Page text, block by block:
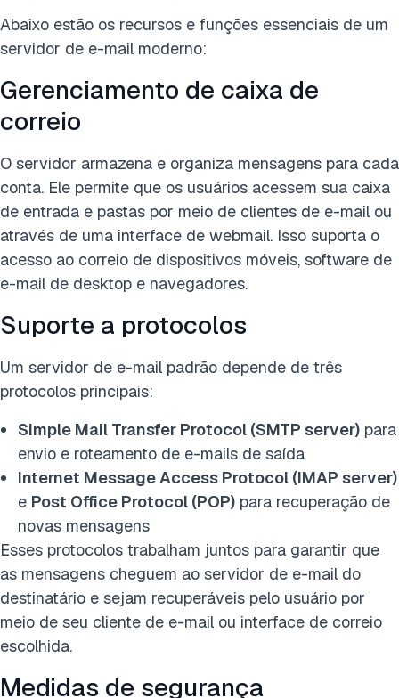
Abaixo estão os recursos e funções essenciais de um
servidor de e-mail moderno:
Gerenciamento de caixa de
correio
O servidor armazena e organiza mensagens para cada
conta. Ele permite que os usuários acessem sua caixa
de entrada e pastas por meio de clientes de e-mail ou
através de uma interface de webmail. Isso suporta o
acesso ao correio de dispositivos móveis, software de
e-mail de desktop e navegadores.
Suporte a protocolos
Um servidor de e-mail padrão depende de três
protocolos principais:
Simple Mail Transfer Protocol (SMTP server) para
envio e roteamento de e-mails de saída
Internet Message Access Protocol (IMAP server)
e Post Office Protocol (POP) para recuperação de
novas mensagens
Esses protocolos trabalham juntos para garantir que
as mensagens cheguem ao servidor de e-mail do
destinatário e sejam recuperáveis pelo usuário por
meio de seu cliente de e-mail ou interface de correio
escolhida.
Medidas de segurança